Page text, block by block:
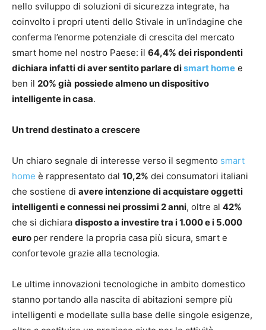
nello sviluppo di soluzioni di sicurezza integrate, ha
coinvolto i propri utenti dello Stivale in un’indagine che
conferma l’enorme potenziale di crescita del mercato
smart home nel nostro Paese: il 64,4% dei rispondenti
dichiara infatti di aver sentito parlare dismart home e
ben il 20% già possiede almeno un dispositivo
intelligente in casa.
Un trend destinato a crescere
Un chiaro segnale di interesse verso il segmento smart
home è rappresentato dal 10,2% dei consumatori italiani
che sostiene di avere intenzione di acquistare oggetti
intelligenti e connessi nei prossimi 2 anni, oltre al 42%
che si dichiara disposto a investire tra i 1.000 e i 5.000
euro per rendere la propria casa più sicura, smart e
confortevole grazie alla tecnologia.
Le ultime innovazioni tecnologiche in ambito domestico
stanno portando alla nascita di abitazioni sempre più
intelligenti e modellate sulla base delle singole esigenze,